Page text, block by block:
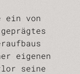
ein von
eigenen
seine